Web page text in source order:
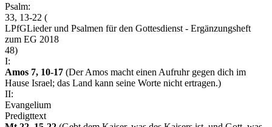
Psalm:
33, 13-22 (
LPfGLieder und Psalmen für den Gottesdienst - Ergänzungsheft
zum EG 2018
48)
I:
Amos 7, 10-17 (Der Amos macht einen Aufruhr gegen dich im
Hause Israel; das Land kann seine Worte nicht ertragen.)
II:
Evangelium
Predigttext